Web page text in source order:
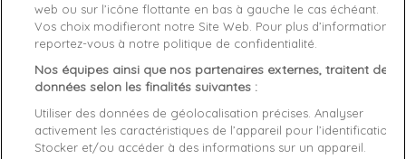
Description Détails du produit Fabriquant
Article: authentic RS0
Manufacture: Puma
Product category: Basket de ville basse femme
web ou sur l’icône flottante en bas à gauche le cas échéant.
Vos choix modifieront notre Site Web. Pour plus d’informations,
reportez-vous à notre politique de confidentialité.
Nos équipes ainsi que nos partenaires externes, traitent des
données selon les finalités suivantes :
Utiliser des données de géolocalisation précises. Analyser
activement les caractéristiques de l’appareil pour l’identification.
Stocker et/ou accéder à des informations sur un appareil.